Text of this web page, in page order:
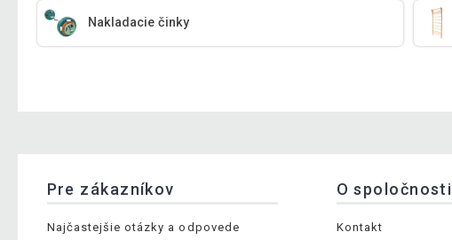
Nakladacie činky
Pre zákazníkov
Najčastejšie otázky a odpovede
O spoločnosti
Kontakt